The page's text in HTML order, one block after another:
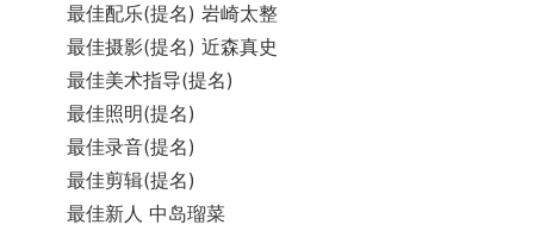
最佳配乐(提名) 岩崎太整
最佳摄影(提名) 近森真史
最佳美术指导(提名)
最佳照明(提名)
最佳录音(提名)
最佳剪辑(提名)
最佳新人 中岛瑠菜